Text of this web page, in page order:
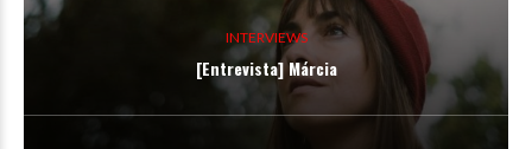
INTERVIEWS
[Entrevista] Márcia